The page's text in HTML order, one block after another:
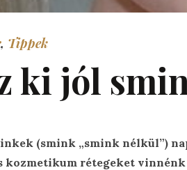
, Tippek
ki jól
(smink „smink nélkül”)
kozmetikum rétegeket